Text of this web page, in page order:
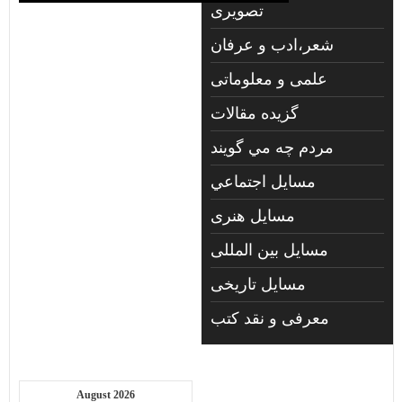
تصويری
شعر،ادب و عرفان
علمی و معلوماتی
گزیده مقالات
مردم چه مي گويند
مسايل اجتماعي
مسايل هنری
مسایل بین المللی
مسایل تاریخی
معرفی و نقد کتب
August 2026